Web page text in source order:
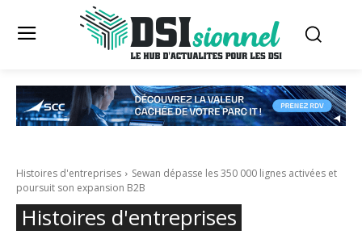
Histoires d'entreprises
Sewan dépasse les 350 000 lignes activées et
poursuit son expansion B2B
Histoires d'entreprises